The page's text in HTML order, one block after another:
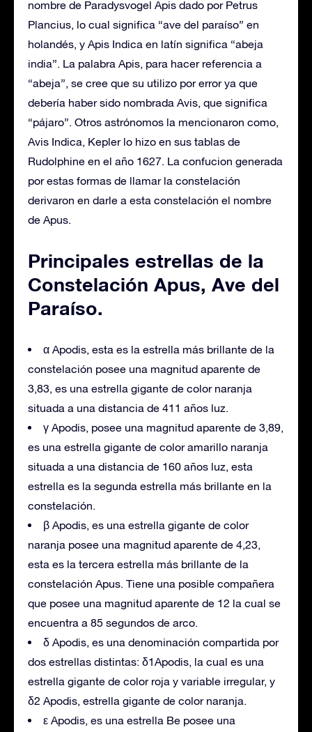
nombre de Paradysvogel Apis dado por Petrus
Plancius, lo cual significa “ave del paraíso” en
holandés, y Apis Indica en latín significa “abeja
india”. La palabra Apis, para hacer referencia a
“abeja”, se cree que su utilizo por error ya que
debería haber sido nombrada Avis, que significa
“pájaro”. Otros astrónomos la mencionaron como,
Avis Indica, Kepler lo hizo en sus tablas de
Rudolphine en el año 1627. La confucion generada
por estas formas de llamar la constelación
derivaron en darle a esta constelación el nombre
de Apus.
Principales estrellas de la
Constelación Apus, Ave del
Paraíso.
α Apodis, esta es la estrella más brillante de la
constelación posee una magnitud aparente de
3,83, es una estrella gigante de color naranja
situada a una distancia de 411 años luz.
γ Apodis, posee una magnitud aparente de 3,89,
es una estrella gigante de color amarillo naranja
situada a una distancia de 160 años luz, esta
estrella es la segunda estrella más brillante en la
constelación.
β Apodis, es una estrella gigante de color
naranja posee una magnitud aparente de 4,23,
esta es la tercera estrella más brillante de la
constelación Apus. Tiene una posible compañera
que posee una magnitud aparente de 12 la cual se
encuentra a 85 segundos de arco.
δ Apodis, es una denominación compartida por
dos estrellas distintas: δ1Apodis, la cual es una
estrella gigante de color roja y variable irregular, y
δ2 Apodis, estrella gigante de color naranja.
ε Apodis, es una estrella Be posee una